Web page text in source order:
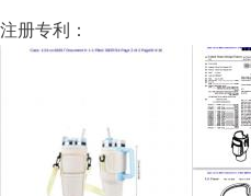
注册专利：